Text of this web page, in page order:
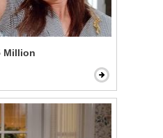
Million